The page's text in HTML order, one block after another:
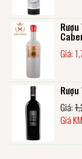
Giá:
Giá:
Giá